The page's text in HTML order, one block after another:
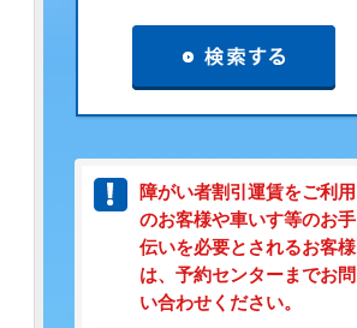
障がい者割引運賃をご利用
のお客様や車いす等のお手
伝いを必要とされるお客様
は、予約センターまでお問
い合わせください。